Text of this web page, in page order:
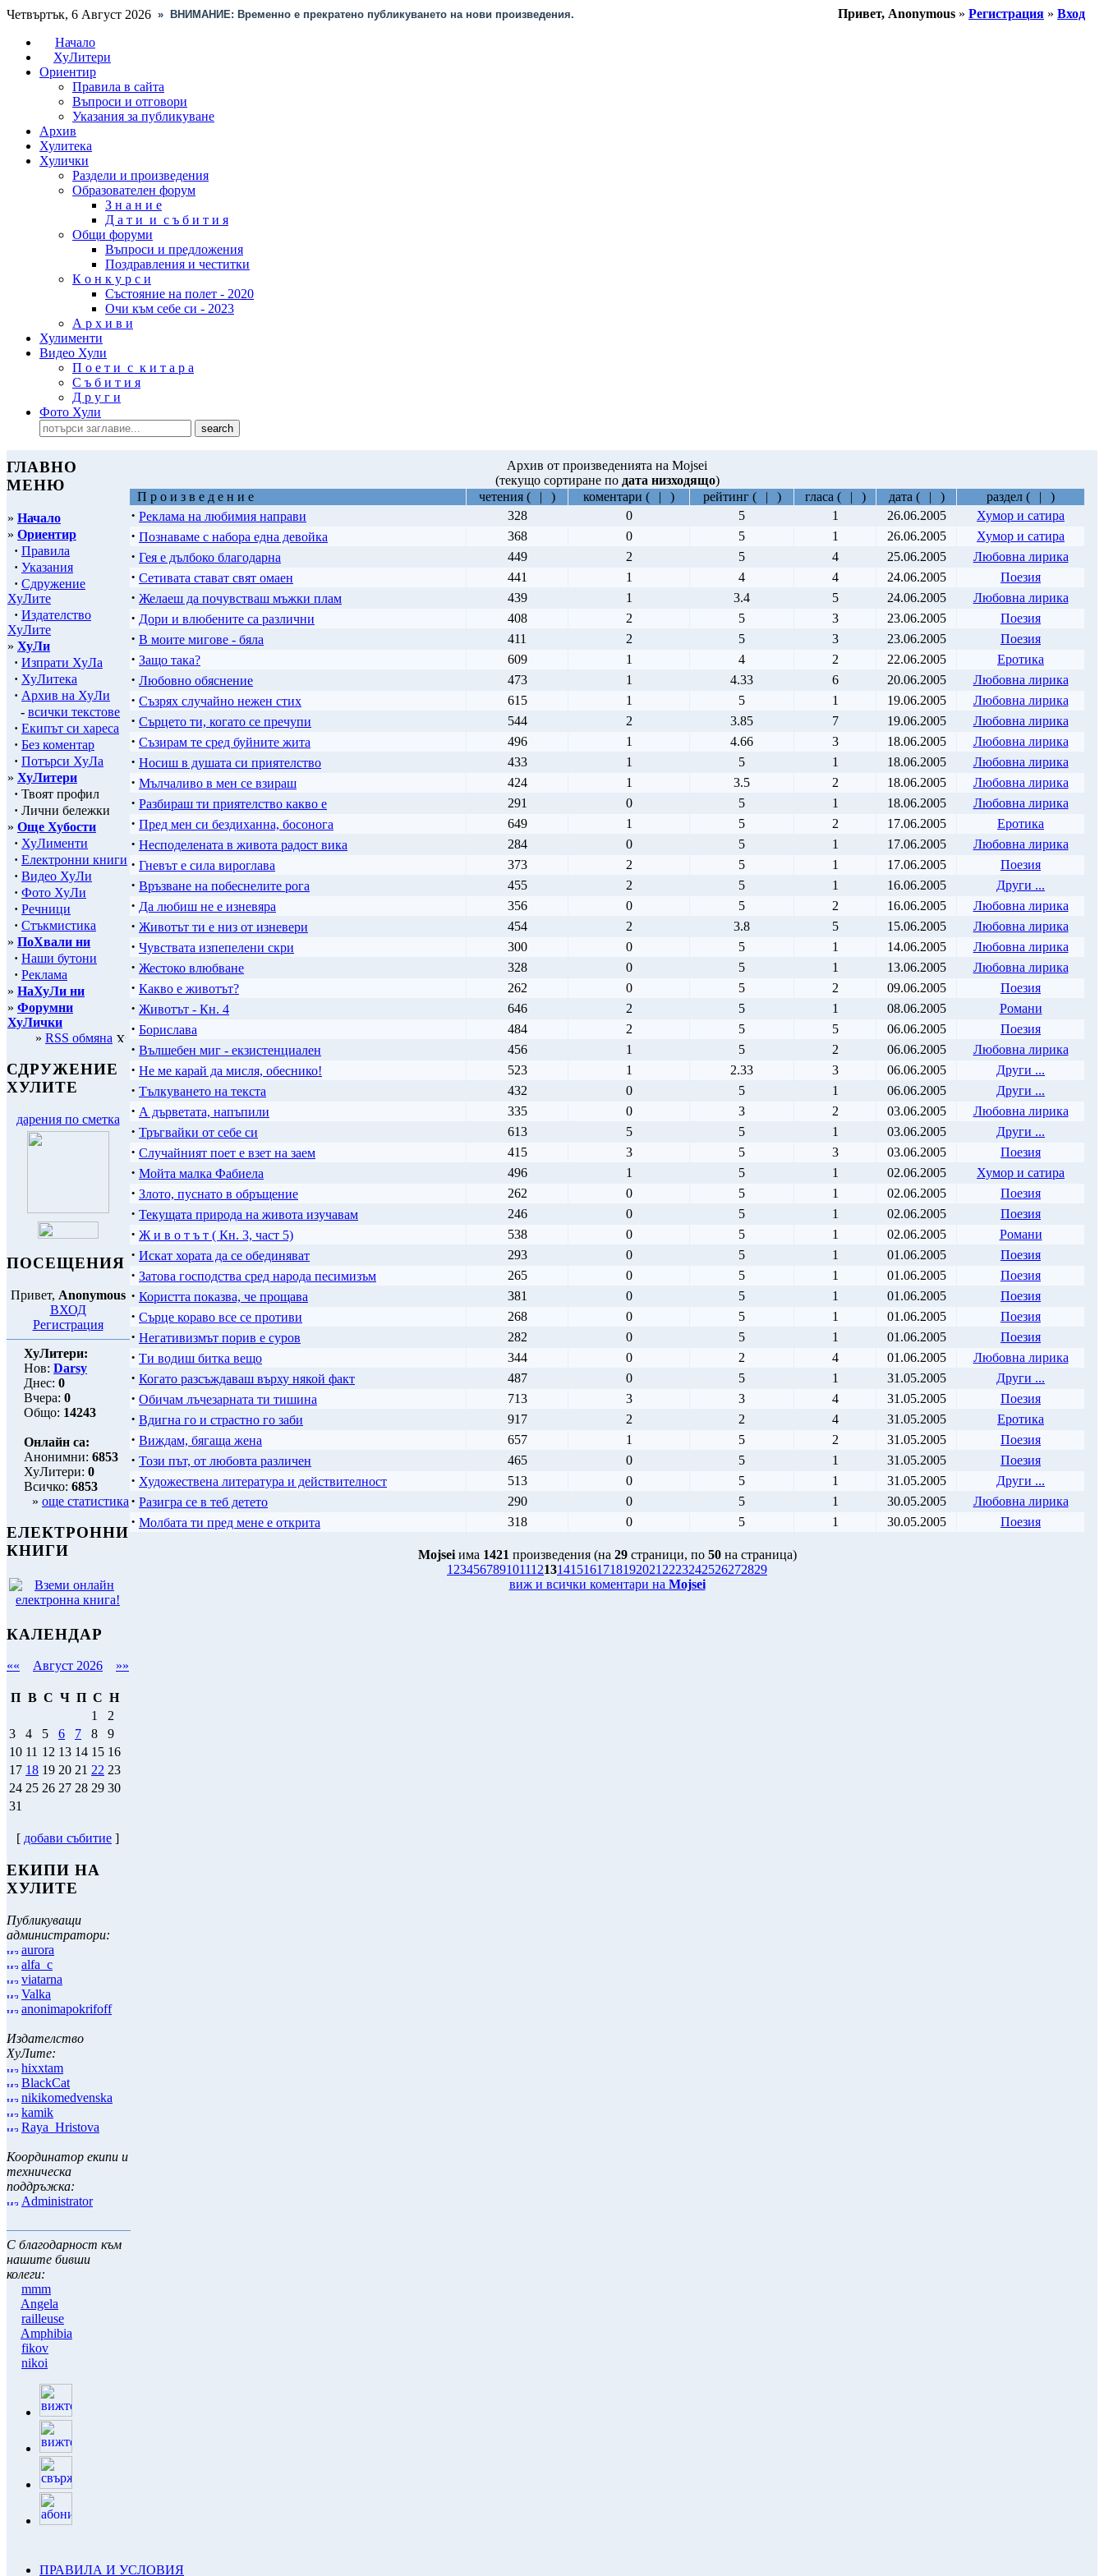
Четвъртък, 6 Август 2026 » ВНИМАНИЕ: Временно е прекратено публикуването на нови произведения. Привет, Anonymous » Регистрация » Вход
Начало
ХуЛитери
Ориентир
Правила в сайта
Въпроси и отговори
Указания за публикуване
Архив
Хулитека
Хулички
Раздели и произведения
Образователен форум
З н а н и е
Д а т и и с ъ б и т и я
Общи форуми
Въпроси и предложения
Поздравления и честитки
К о н к у р с и
Състояние на полет - 2020
Очи към себе си - 2023
А р х и в и
Хулименти
Видео Хули
П о е т и с к и т а р а
С ъ б и т и я
Д р у г и
Фото Хули
ГЛАВНО
МЕНЮ
» Начало
» Ориентир
· Правила
· Указания
· Сдружение
ХуЛите
· Издателство
ХуЛите
» ХуЛи
· Изпрати ХуЛа
· ХуЛитека
· Архив на ХуЛи
- всички текстове
· Екипът си хареса
· Без коментар
· Потърси ХуЛа
» ХуЛитери
· Твоят профил
· Лични бележки
» Още Хубости
· ХуЛименти
· Електронни книги
· Видео ХуЛи
· Фото ХуЛи
· Речници
· Стъкмистика
» ПоХвали ни
· Наши бутони
· Реклама
» НаХуЛи ни
» Форумни
ХуЛички
» RSS обмяна
СДРУЖЕНИЕ
ХУЛИТЕ
дарения по сметка
ПОСЕЩЕНИЯ
Привет, Anonymous
ВХОД
Регистрация
ХуЛитери:
Нов: Darsy
Днес: 0
Вчера: 0
Общо: 14243
Онлайн са:
Анонимни: 6853
ХуЛитери: 0
Всичко: 6853
» още статистика
ЕЛЕКТРОННИ
КНИГИ
КАЛЕНДАР
«« Август 2026 »»
П В С Ч П С Н
1
2
3
4 5 6 7 8
9
10 11 12 13 14 15 16
17 18 19 20 21 22 23
24 25 26 27 28 29 30
31
[ добави събитие ]
ЕКИПИ НА
ХУЛИТЕ
Публикуващи
администратори:
aurora
alfa_c
viatarna
Valka
anonimapokrifoff
Издателство
ХуЛите:
hixxtam
BlackCat
nikikomedvenska
kamik
Raya_Hristova
Координатор екипи и
техническа
поддръжка:
Administrator
С благодарност към
нашите бивши
колеги:
mmm
Angela
railleuse
Amphibia
fikov
nikoi
Архив от произведенията на Mojsei
(текущо сортиране по дата низходящо)
П р о и з в е д е н и е
четения ( | ) коментари ( | ) рейтинг( | ) гласа ( | ) дата ( | ) раздел ( | )
· Реклама на любимия направи 328 0 5 1 26.06.2005 Хумор и сатира
· Познаваме с набора една девойка 368 0 5 1 26.06.2005 Хумор и сатира
· Гея е дълбоко благодарна 449 2 5 4 25.06.2005 Любовна лирика
· Сетивата стават свят омаен 441 1 4 4 24.06.2005 Поезия
· Желаеш да почувстваш мъжки плам 439 1 3.4 5 24.06.2005 Любовна лирика
· Дори и влюбените са различни 408 2 5 3 23.06.2005 Поезия
· В моите мигове - бяла 411 2 5 3 23.06.2005 Поезия
· Защо така? 609 1 4 2 22.06.2005 Еротика
· Любовно обяснение 473 1 4.33 6 20.06.2005 Любовна лирика
· Съзрях случайно нежен стих 615 1 5 1 19.06.2005 Любовна лирика
· Сърцето ти, когато се пречупи 544 2 3.85 7 19.06.2005 Любовна лирика
· Съзирам те сред буйните жита 496 1 4.66 3 18.06.2005 Любовна лирика
· Носиш в душата си приятелство 433 1 5 1 18.06.2005 Любовна лирика
· Мълчаливо в мен се взираш 424 1 3.5 2 18.06.2005 Любовна лирика
· Разбираш ти приятелство какво е 291 0 5 1 18.06.2005 Любовна лирика
· Пред мен си бездиханна, босонога 649 1 5 2 17.06.2005 Еротика
· Несподелената в живота радост вика 284 0 5 1 17.06.2005 Любовна лирика
· Гневът е сила вироглава 373 2 5 1 17.06.2005 Поезия
· Връзване на побеснелите рога 455 2 5 1 16.06.2005 Други ...
· Да любиш не е изневяра 356 0 5 2 16.06.2005 Любовна лирика
· Животът ти е низ от изневери 454 2 3.8 5 15.06.2005 Любовна лирика
· Чувствата изпепелени скри 300 0 5 1 14.06.2005 Любовна лирика
· Жестоко влюбване 328 0 5 1 13.06.2005 Любовна лирика
· Какво е животът? 262 0 5 2 09.06.2005 Поезия
· Животът - Кн. 4 646 2 5 1 08.06.2005 Романи
· Борислава 484 2 5 5 06.06.2005 Поезия
· Вълшебен миг - екзистенциален 456 1 5 2 06.06.2005 Любовна лирика
· Не ме карай да мисля, обеснико! 523 1 2.33 3 06.06.2005 Други ...
· Тълкуването на текста 432 0 5 1 06.06.2005 Други ...
· А дърветата, напъпили 335 0 3 2 03.06.2005 Любовна лирика
· Тръгвайки от себе си 613 5 5 1 03.06.2005 Други ...
· Случайният поет е взет на заем 415 3 5 3 03.06.2005 Поезия
· Мойта малка Фабиела 496 1 5 1 02.06.2005 Хумор и сатира
· Злото, пуснато в обръщение 262 0 5 1 02.06.2005 Поезия
· Текущата природа на живота изучавам 246 0 5 1 02.06.2005 Поезия
· Ж и в о т ъ т ( Кн. 3, част 5) 538 0 5 1 02.06.2005 Романи
· Искат хората да се обединяват 293 0 5 1 01.06.2005 Поезия
· Затова господства сред народа песимизъм 265 0 5 1 01.06.2005 Поезия
· Користта показва, че прощава 381 0 5 1 01.06.2005 Поезия
· Сърце кораво все се противи 268 0 5 1 01.06.2005 Поезия
· Негативизмът порив е суров 282 0 5 1 01.06.2005 Поезия
· Ти водиш битка вещо 344 0 2 4 01.06.2005 Любовна лирика
· Когато разсъждаваш върху някой факт 487 0 5 1 31.05.2005 Други ...
· Обичам лъчезарната ти тишина 713 3 3 4 31.05.2005 Поезия
· Вдигна го и страстно го заби 917 2 2 4 31.05.2005 Еротика
· Виждам, бягаща жена 657 1 5 2 31.05.2005 Поезия
· Този път, от любовта различен 465 0 5 1 31.05.2005 Поезия
· Художествена литература и действителност 513 0 5 1 31.05.2005 Други ...
· Разигра се в теб детето 290 0 5 1 30.05.2005 Любовна лирика
· Молбата ти пред мене е открита 318 0 5 1 30.05.2005 Поезия
Mojseiима 1421 произведения (на 29страници, по 50на страница)
1 23456789101112131415161718192021 2223242526272829
виж и всички коментари на Mojsei
ПРАВИЛА И УСЛОВИЯ